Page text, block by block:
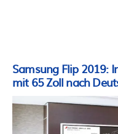
Samsung Flip 2019:
mit 65 Zoll nach